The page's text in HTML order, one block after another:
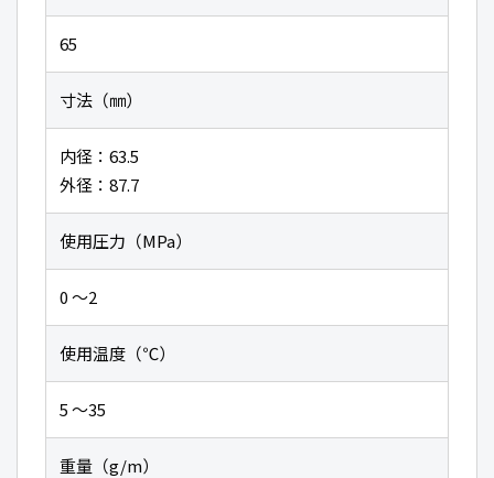
65
寸法（㎜）
内径：63.5
外径：87.7
使用圧力（MPa）
0 〜2
使用温度（℃）
5 〜35
重量（g/m）